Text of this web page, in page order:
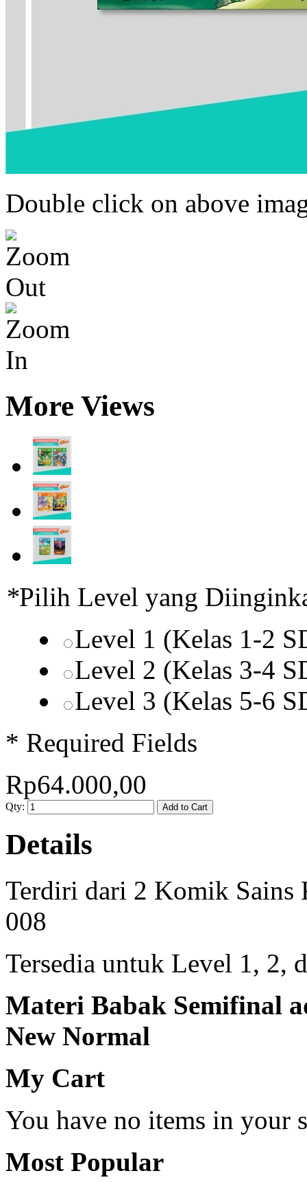
Double click on above
More Views
*Pilih Level yang
Level 1 (Kelas 1-2
Level 2 (Kelas 3-4
Level 3 (Kelas 5-6
* Required Fields
Rp64.000,00
Qty: Add to Cart
Details
Terdiri dari 2 Komik Sains
008
Tersedia untuk Level 1, 2,
Materi Babak Semifinal
New Normal
My Cart
You have no items in your
Most Popular